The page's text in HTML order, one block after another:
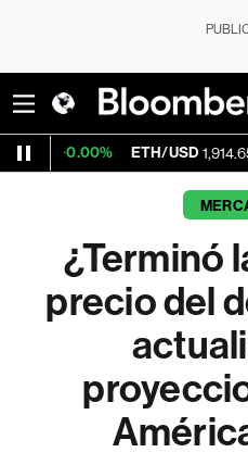
ETH/USD 1,914.65 +0.03%
¿Terminó
precio del